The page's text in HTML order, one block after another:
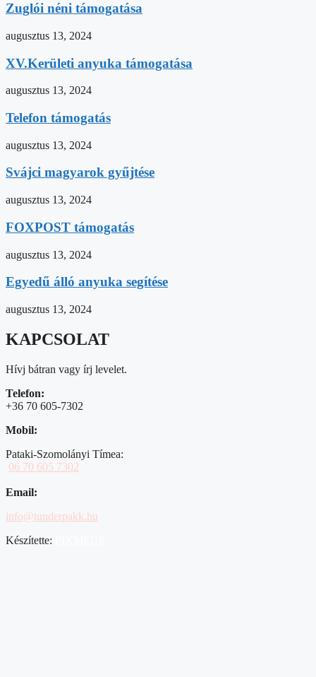
Zuglói néni támogatása
augusztus 13, 2024
XV.Kerületi anyuka támogatása
augusztus 13, 2024
Telefon támogatás
augusztus 13, 2024
Svájci magyarok gyűjtése
augusztus 13, 2024
FOXPOST támogatás
augusztus 13, 2024
Egyedű álló anyuka segítése
augusztus 13, 2024
KAPCSOLAT
Hívj bátran vagy írj levelet.
Telefon:
+36 70 605-7302
Mobil:
Pataki-Szomolányi Tímea:
06 70 605 7302
Email:
info@tunderpakk.hu
Készítette: